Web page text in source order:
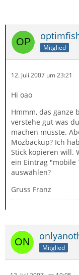
Mitglied
12. Juli 2007 um 23:21
Hi oao
Hmmm, das ganze
verstehe gut was
machen müsste.
Mozbackup? Ich
Stick kopieren will.
ein Eintrag "mobile
auswählen?
Gruss Franz
Mitglied